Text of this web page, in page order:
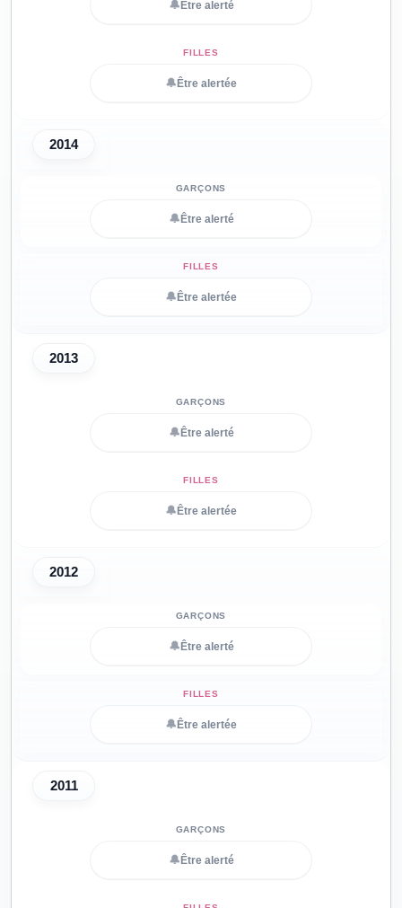
🔔 Être alerté
🔔 Être alertée
2014
🔔 Être alerté
🔔 Être alertée
2013
🔔 Être alerté
🔔 Être alertée
2012
🔔 Être alerté
🔔 Être alertée
2011
🔔 Être alerté